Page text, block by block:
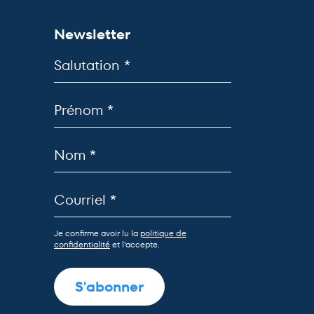
Newsletter
Je confirme avoir lu la politique de
confidentialitéet l'accepte.